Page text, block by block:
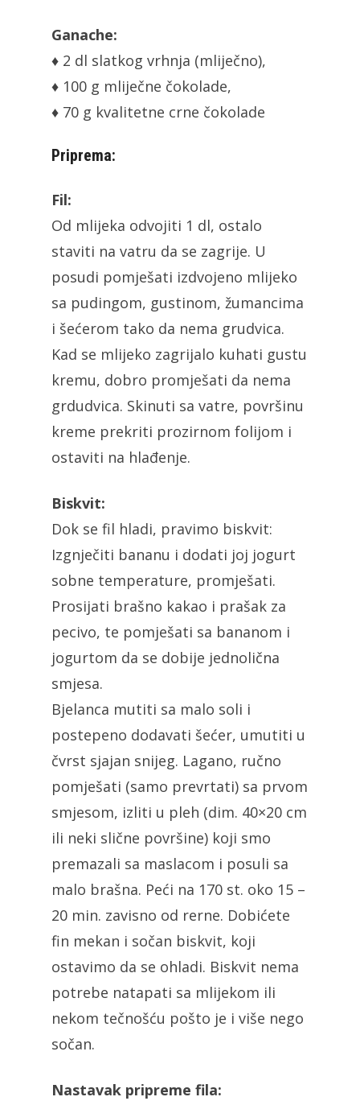
Ganache:
♦ 2 dl slatkog vrhnja (mliječno),
♦ 100 g mliječne čokolade,
♦ 70 g kvalitetne crne čokolade
Priprema:
Fil:
Od mlijeka odvojiti 1 dl, ostalo
staviti na vatru da se zagrije. U
posudi pomješati izdvojeno mlijeko
sa pudingom, gustinom, žumancima
i šećerom tako da nema grudvica.
Kad se mlijeko zagrijalo kuhati gustu
kremu, dobro promješati da nema
grdudvica. Skinuti sa vatre, površinu
kreme prekriti prozirnom folijom i
ostaviti na hlađenje.
Biskvit:
Dok se fil hladi, pravimo biskvit:
Izgnječiti bananu i dodati joj jogurt
sobne temperature, promješati.
Prosijati brašno kakao i prašak za
pecivo, te pomješati sa bananom i
jogurtom da se dobije jednolična
smjesa.
Bjelanca mutiti sa malo soli i
postepeno dodavati šećer, umutiti u
čvrst sjajan snijeg. Lagano, ručno
pomješati (samo prevrtati) sa prvom
smjesom, izliti u pleh (dim. 40×20 cm
ili neki slične površine) koji smo
premazali sa maslacom i posuli sa
malo brašna. Peći na 170 st. oko 15 –
20 min. zavisno od rerne. Dobićete
fin mekan i sočan biskvit, koji
ostavimo da se ohladi. Biskvit nema
potrebe natapati sa mlijekom ili
nekom tečnošću pošto je i više nego
sočan.
Nastavak pripreme fila: